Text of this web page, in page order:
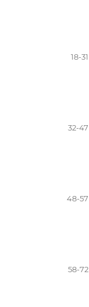
18-31
32-47
48-57
58-72